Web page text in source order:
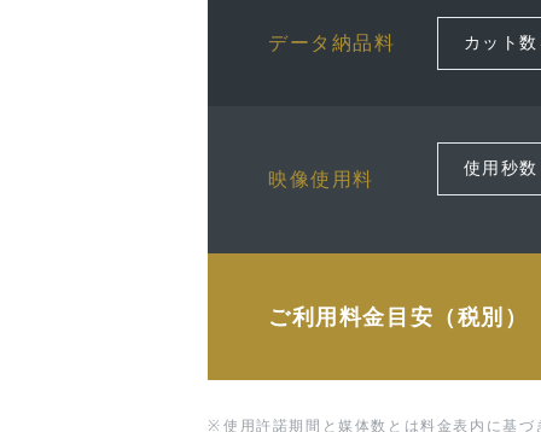
データ納品料
映像使用料
ご利用料金目安（税別）
※ 使用許諾期間と媒体数とは料金表内に基づ